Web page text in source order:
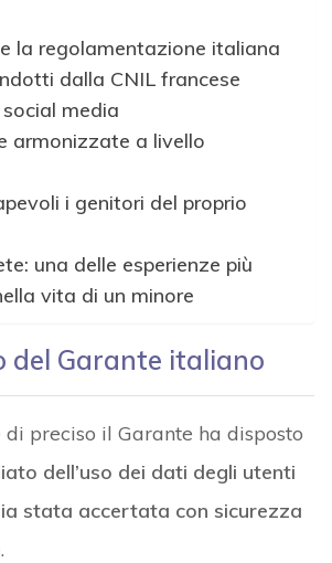
la regolamentazione italiana
dalla CNIL francese
social media
armonizzate a livello
i genitori del proprio
una delle esperienze più
vita di un minore
del Garante italiano
preciso il Garante ha disposto
dell’uso dei dati degli utenti
stata accertata con sicurezza
.